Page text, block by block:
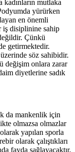
kadınların mutlaka
yürürken
en önemli
iş disiplinine sahip
Çünkü
getirmektedir.
söz sahibidir.
değişim onlara zarar
diyetlerine sadık
da mankenlik için
olmazsa olmazlar
yapılan sporla
olarak çalıştıkları
fayda sağlayacaktır.